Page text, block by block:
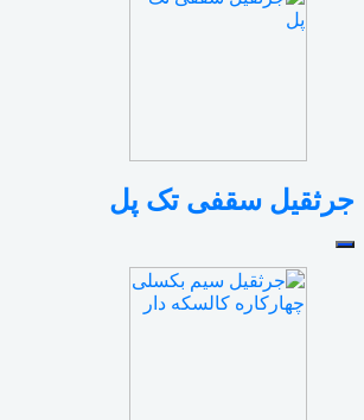
جرثقیل سقفی تک پل